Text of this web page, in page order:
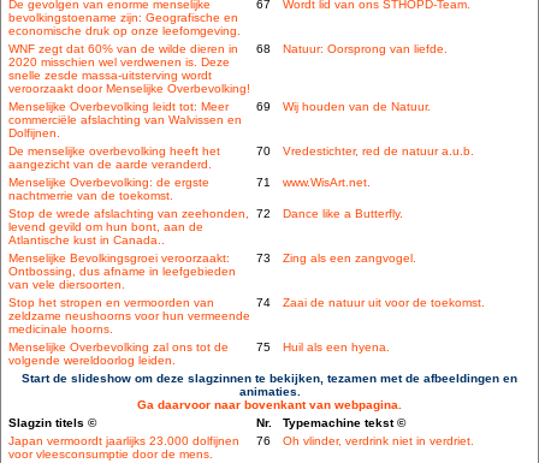
De gevolgen van enorme menselijke
bevolkingstoename zijn: Geografische en
economische druk op onze leefomgeving.
67 Wordt lid van ons STHOPD-Team.
WNF zegt dat 60% van de wilde dieren in
2020 misschien wel verdwenen is. Deze
snelle zesde massa-uitsterving wordt
veroorzaakt door Menselijke Overbevolking!
68 Natuur: Oorsprong van liefde.
Menselijke Overbevolking leidt tot: Meer
commerciële afslachting van Walvissen en
Dolfijnen.
69 Wij houden van de Natuur.
De menselijke overbevolking heeft het
aangezicht van de aarde veranderd.
70 Vredestichter, red de natuur a.u.b.
Menselijke Overbevolking: de ergste
nachtmerrie van de toekomst.
71 www.WisArt.net.
Stop de wrede afslachting van zeehonden,
levend gevild om hun bont, aan de
Atlantische kust in Canada..
72 Dance like a Butterfly.
Menselijke Bevolkingsgroei veroorzaakt:
Ontbossing, dus afname in leefgebieden
van vele diersoorten.
73 Zing als een zangvogel.
Stop het stropen en vermoorden van
zeldzame neushoorns voor hun vermeende
medicinale hoorns.
74 Zaai de natuur uit voor de toekomst.
Menselijke Overbevolking zal ons tot de
volgende wereldoorlog leiden.
75 Huil als een hyena.
Start de slideshow om deze slagzinnen te bekijken, tezamen met de afbeeldingen en
animaties.
Ga daarvoor naar bovenkant van webpagina.
Slagzin titels ©
Nr.
Typemachine tekst ©
Japan vermoordt jaarlijks 23.000 dolfijnen
voor vleesconsumptie door de mens.
76 Oh vlinder, verdrink niet in verdriet.